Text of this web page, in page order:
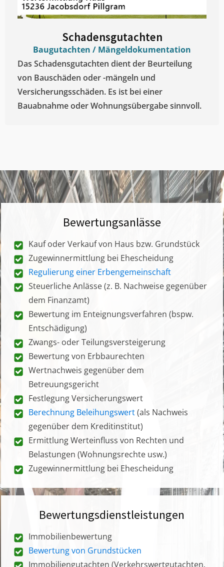
Schadensgutachten
Baugutachten / Mängeldokumentation
Das Schadensgutachten dient der Beurteilung
von Bauschäden oder -mängeln und
Versicherungsschäden. Es ist bei einer
Bauabnahme oder Wohnungsübergabe sinnvoll.
Bewertungsanlässe
Kauf oder Verkauf von Haus bzw. Grundstück
Zugewinnermittlung bei Ehescheidung
Regulierung einer Erbengemeinschaft
Steuerliche Anlässe (z. B. Nachweise gegenüber
dem Finanzamt)
Bewertung im Enteignungsverfahren (bspw.
Entschädigung)
Zwangs- oder Teilungsversteigerung
Bewertung von Erbbaurechten
Wertnachweis gegenüber dem
Betreuungsgericht
Festlegung Versicherungswert
Berechnung Beleihungswert(als Nachweis
gegenüber dem Kreditinstitut)
Ermittlung Werteinfluss von Rechten und
Belastungen (Wohnungsrechte usw.)
Zugewinnermittlung bei Ehescheidung
Bewertungsdienstleistungen
Immobilienbewertung
Bewertung von Grundstücken
Immobiliengutachten (Verkehrswertgutachten,